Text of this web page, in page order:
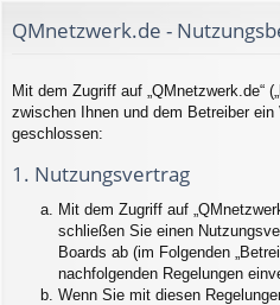
QMnetzwerk.de -
Mit dem Zugriff auf „QMnetzwerk.de“
zwischen Ihnen und dem Betreiber
geschlossen:
1. Nutzungsvertrag
Mit dem Zugriff auf
schließen Sie einen
Boards ab (im Folgenden
nachfolgenden Regelungen
Wenn Sie mit diesen